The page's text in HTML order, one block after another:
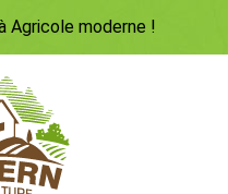
Agricole moderne !